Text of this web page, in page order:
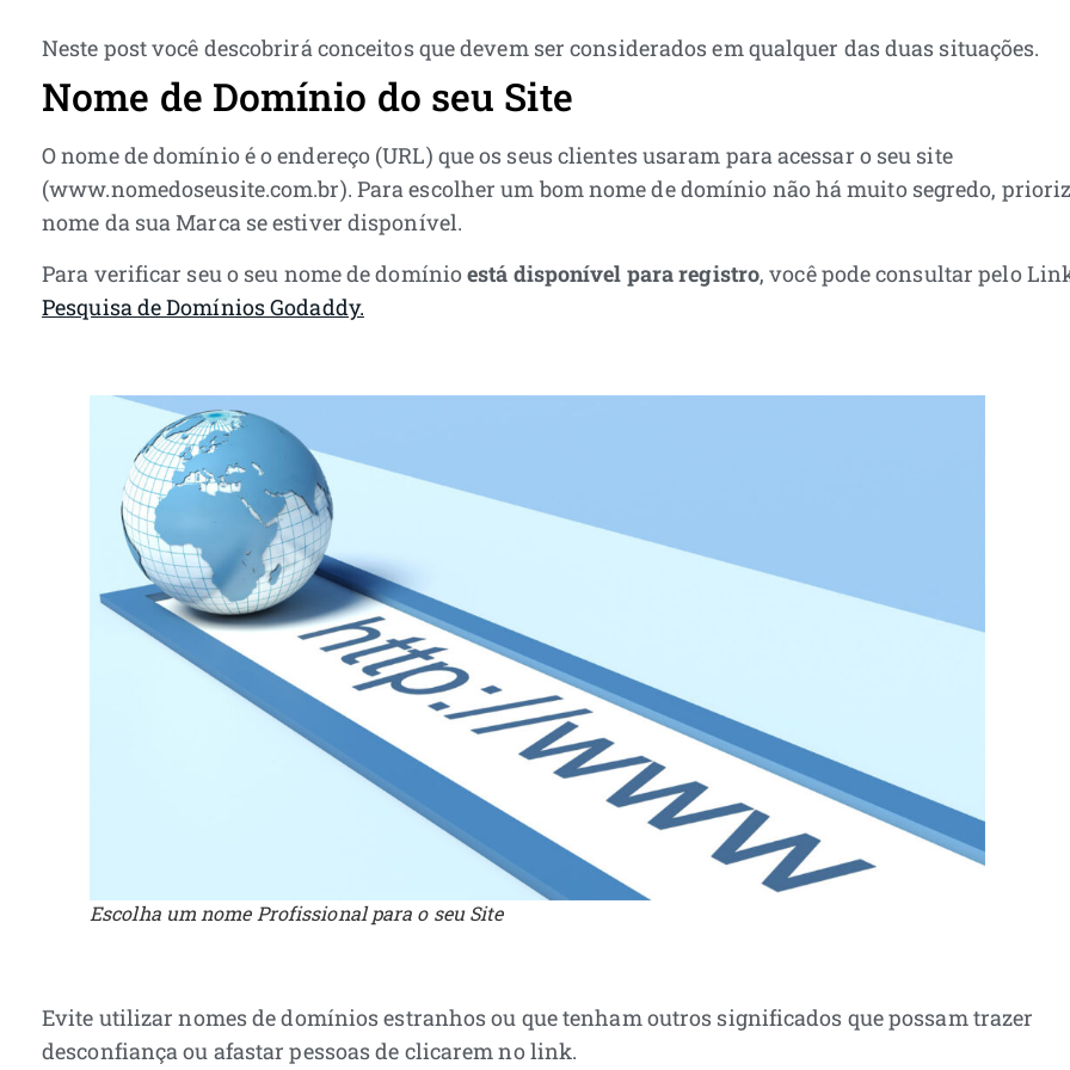
Neste post você descobrirá conceitos que devem ser considerados em qualquer das duas situações.
Nome de Domínio do seu Site
O nome de domínio é o endereço (URL) que os seus clientes usaram para acessar o seu site
(www.nomedoseusite.com.br). Para escolher um bom nome de domínio não há muito segredo,
nome da sua Marca se estiver disponível.
Para verificar seu o seu nome de domínioestá disponível para registro, você pode consultar pelo
Pesquisa de Domínios Godaddy.
Escolha um nome Profissional para o seu Site
Evite utilizar nomes de domínios estranhos ou que tenham outros significados que possam trazer
desconfiança ou afastar pessoas de clicarem no link.